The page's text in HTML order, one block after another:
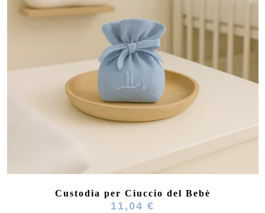
Custodia per Ciuccio del Bebè
11,04 €